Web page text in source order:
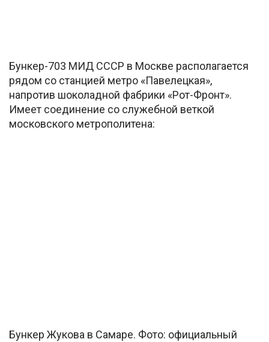
Бункер-703 МИД СССР в Москве располагается
рядом со станцией метро «Павелецкая»,
напротив шоколадной фабрики «Рот-Фронт».
Имеет соединение со служебной веткой
московского метрополитена:
Бункер Жукова в Самаре. Фото: официальный